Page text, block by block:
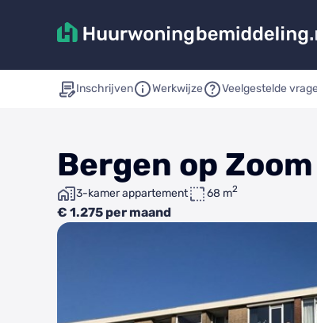
Inschrijven Werkwijze Veelgestelde
Bergen op
3-kamer appartement 68 m2
€ 1.275 per maand